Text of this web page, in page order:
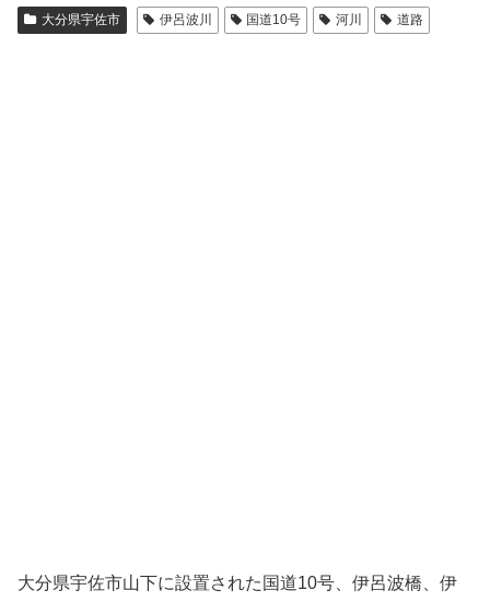
大分県宇佐市 伊呂波川 国道10号 河川 道路
大分県宇佐市山下に設置された国道10号、伊呂波橋、伊